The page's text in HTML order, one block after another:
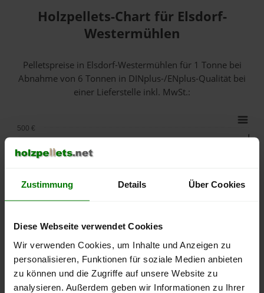
Zustimmung Details Über Cookies
Diese Webseite verwendet Cookies
Wir verwenden Cookies, um Inhalte und Anzeigen zu
personalisieren, Funktionen für soziale Medien anbieten
zu können und die Zugriffe auf unsere Website zu
analysieren. Außerdem geben wir Informationen zu Ihrer
Holzpellets-Chart für Elsdorf-
Westermühlen
Pelletspreise in Elsdorf-Westermühlen für 1 Tonne bei
Abnahmevon 6 Tonnen in DINplus-/ENplus-Qualität bei
einer Lieferstelle inkl. MwSt.:
250 €
300 €
350 €
500 €